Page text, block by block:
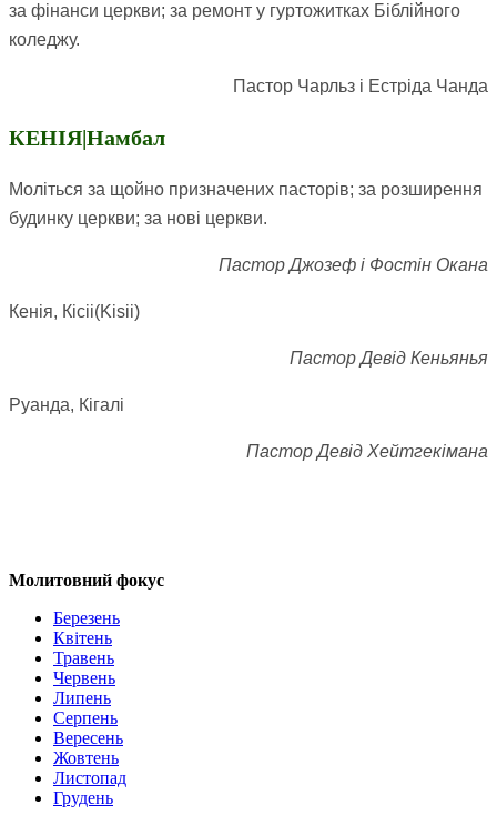
за фінанси церкви; за ремонт у гуртожитках Біблійного
коледжу.
Пастор Чарльз і Естріда Чанда
КЕНІЯ|Намбал
Моліться за щойно призначених пасторів; за розширення
будинку церкви; за нові церкви.
Пастор Джозеф і Фостін Окана
Кенія, Кісіі(Kisii)
Пастор Девід Кеньянья
Руанда, Кігалі
Пастор Девід Хейтгекімана
Молитовний фокус
Березень
Квітень
Травень
Червень
Липень
Серпень
Вересень
Жовтень
Листопад
Грудень